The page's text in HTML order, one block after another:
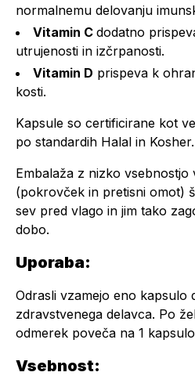
normalnemu delovanju
Vitamin C dodatno
utrujenosti in izčrpanosti.
Vitamin D prispeva k
kosti.
Kapsule so certificirane kot
po standardih Halal in Kosher.
Embalaža z nizko vsebnostjo
(pokrovček in pretisni omot)
sev pred vlago in jim tako
dobo.
Uporaba:
Odrasli vzamejo eno kapsulo
zdravstvenega delavca. Po
odmerek poveča na 1
Vsebnost: